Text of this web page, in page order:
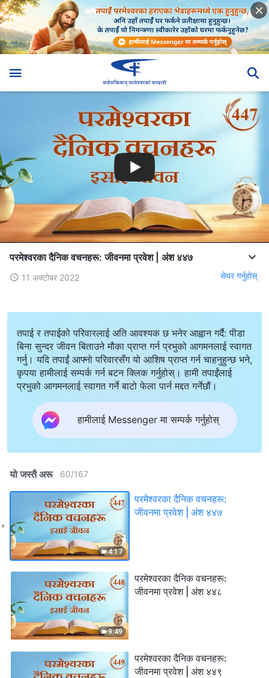
परमेश्‍वरका दैनिक वचनहरू: जीवनमा प्रवेश | अंश ४४७
11 अक्टोबर 2022 सेयर गर्नुहोस्
तपाई र तपाईको परिवारलाई अति आवश्यक छ भनेर आह्वान गर्दै: पीडा
बिना सुन्दर जीवन बिताउने मौका प्राप्त गर्न प्रभुको आगमनलाई स्वागत
गर्नु। यदि तपाईं आफ्नो परिवारसँग यो आशिष प्राप्त गर्न चाहनुहुन्छ भने,
कृपया हामीलाई सम्पर्क गर्न बटन क्लिक गर्नुहोस्। हामी तपाईंलाई
प्रभुको आगमनलाई स्वागत गर्ने बाटो फेला पार्न मद्दत गर्नेछौं।
हामीलाई Messenger मा सम्पर्क गर्नुहोस्
यो जस्तै अरू 60/167
4:17
परमेश्‍वरका दैनिक वचनहरू:
जीवनमा प्रवेश | अंश ४४७
9:49
परमेश्‍वरका दैनिक वचनहरू:
जीवनमा प्रवेश | अंश ४४८
परमेश्‍वरका दैनिक वचनहरू:
जीवनमा प्रवेश | अंश ४४९